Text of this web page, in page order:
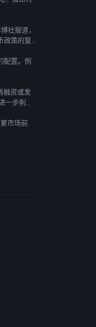
社报道，
政策的复
配置。例
融资或发
一步削弱
市场前